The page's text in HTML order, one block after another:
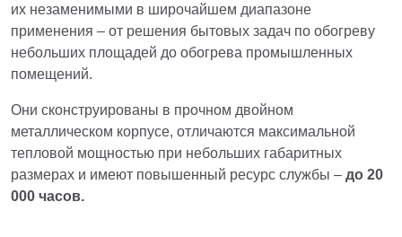
их незаменимыми в широчайшем диапазоне
применения – от решения бытовых задач по обогреву
небольших площадей до обогрева промышленных
помещений.
Они сконструированы в прочном двойном
металлическом корпусе, отличаются максимальной
тепловой мощностью при небольших габаритных
размерах и имеют повышенный ресурс службы – до 20
000 часов.